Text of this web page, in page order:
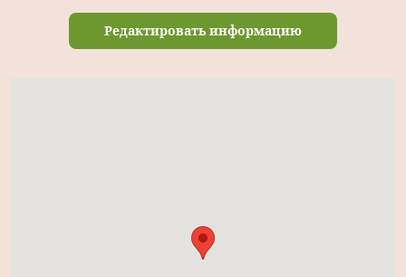
Редактировать информацию